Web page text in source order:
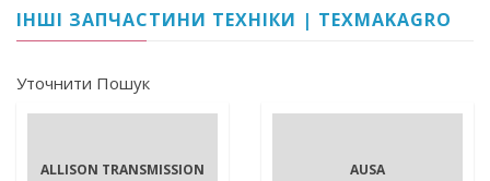
ІНШІ ЗАПЧАСТИНИ ТЕХНІКИ | TEXMAKAGRO
Уточнити Пошук
ALLISON TRANSMISSION AUSA